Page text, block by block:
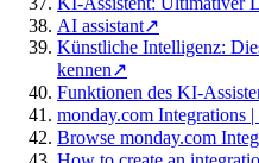
AI assistant↗
Künstliche Intelligenz:
kennen↗
Funktionen des KI-
monday.com Integrations
Browse monday.com